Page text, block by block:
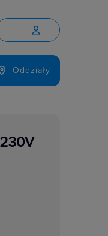

Oddziały